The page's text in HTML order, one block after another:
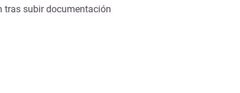
tras subir documentación